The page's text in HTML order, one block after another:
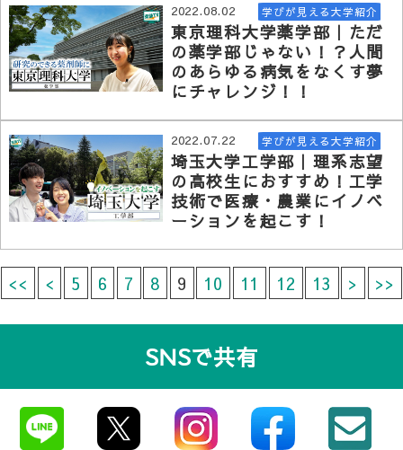
2022.08.02 学びが見える大学紹介
東京理科大学薬学部｜ただ
の薬学部じゃない！？人間
のあらゆる病気をなくす夢
にチャレンジ！！
2022.07.22 学びが見える大学紹介
埼玉大学工学部｜理系志望
の高校生におすすめ！工学
技術で医療・農業にイノベ
ーションを起こす！
<< < 5 6 7 8 9 10 11 12 13 > >>
SNSで共有